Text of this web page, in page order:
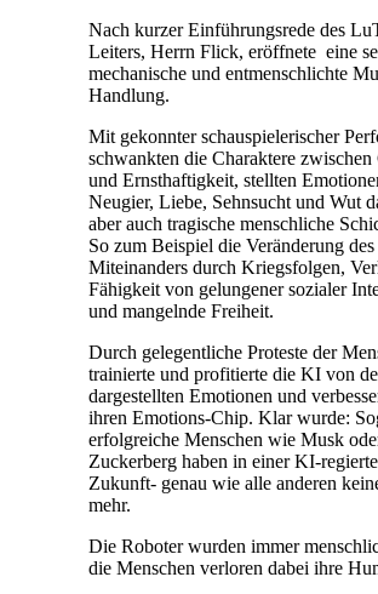
Nach kurzer Einführungsrede des
Leiters, Herrn Flick, eröffnete eine
mechanische und entmenschlichte
Handlung.
Mit gekonnter schauspielerischer
schwankten die Charaktere zwischen
und Ernsthaftigkeit, stellten
Neugier, Liebe, Sehnsucht und Wut
aber auch tragische menschliche
So zum Beispiel die Veränderung des
Miteinanders durch Kriegsfolgen,
Fähigkeit von gelungener sozialer
und mangelnde Freiheit.
Durch gelegentliche Proteste der
trainierte und profitierte die KI von
dargestellten Emotionen und
ihren Emotions-Chip. Klar wurde:
erfolgreiche Menschen wie Musk
Zuckerberg haben in einer KI-
Zukunft- genau wie alle anderen
mehr.
Die Roboter wurden immer
die Menschen verloren dabei ihre